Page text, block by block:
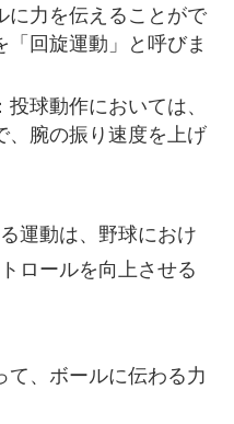
に力を伝えることがで
「回旋運動」と呼びま
投球動作においては、
、腕の振り速度を上げ
運動は、野球におけ
ロールを向上させる
て、ボールに伝わる力